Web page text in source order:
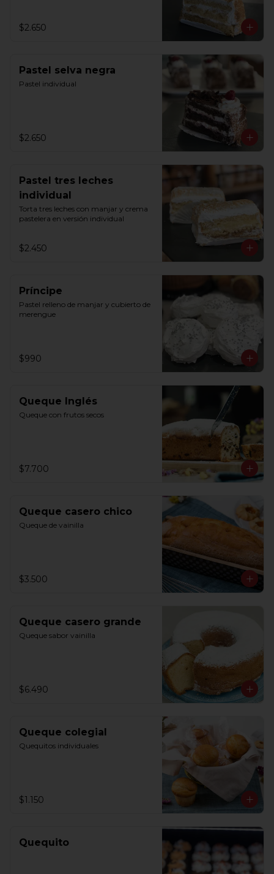
$2.650
Pastel selva negra
Pastel individual
$2.650
Pastel tres leches
individual
Torta tres leches con manjar y crema
pastelera en versión individual
$2.450
Príncipe
Pastel relleno de manjar y cubierto de
merengue
$990
Queque Inglés
Queque con frutos secos
$7.700
Queque casero chico
Queque de vainilla
$3.500
Queque casero grande
Queque sabor vainilla
$6.490
Queque colegial
Quequitos individuales
$1.150
Quequito